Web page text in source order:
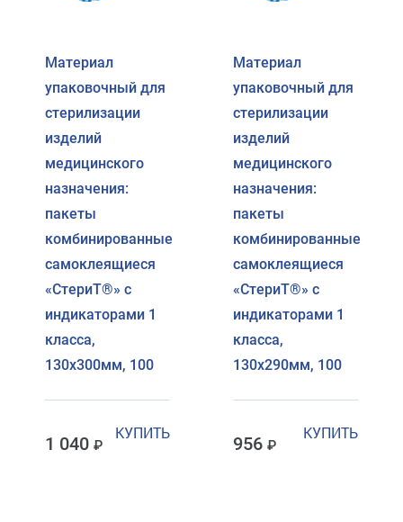
Материал
упаковочный для
стерилизации
изделий
медицинского
назначения:
пакеты
комбинированные
самоклеящиеся
«СтериТ®» с
индикаторами 1
класса,
130х300мм, 100
1 040
КУПИТЬ
Материал
упаковочный для
стерилизации
изделий
медицинского
назначения:
пакеты
комбинированные
самоклеящиеся
«СтериТ®» с
индикаторами 1
класса,
130х290мм, 100
956
КУПИТЬ